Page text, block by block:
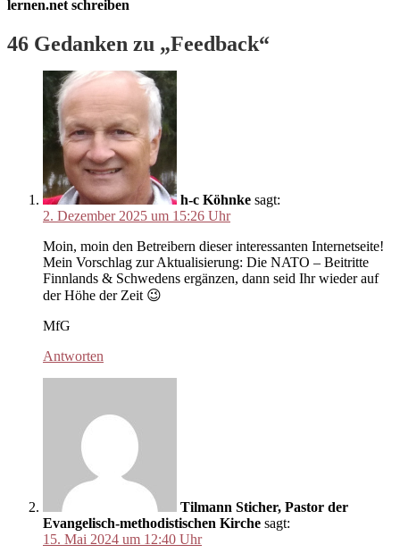
lernen.net schreiben
46 Gedanken zu „Feedback“
h-c Köhnke sagt:
2. Dezember 2025 um 15:26 Uhr
Moin, moin den Betreibern dieser interessanten Internetseite!
Mein Vorschlag zur Aktualisierung: Die NATO – Beitritte
Finnlands & Schwedens ergänzen, dann seid Ihr wieder auf
der Höhe der Zeit 😉
MfG
Antworten
Tilmann Sticher, Pastor der
Evangelisch-methodistischen Kirche sagt:
15. Mai 2024 um 12:40 Uhr